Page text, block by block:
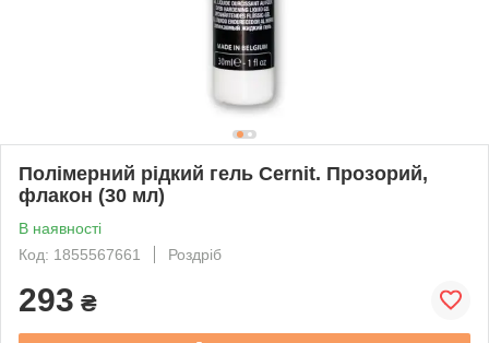
Полімерний рідкий гель Cernit. Прозорий,
флакон (30 мл)
В наявності
Код: 1855567661
Роздріб
293 ₴